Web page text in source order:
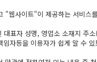
웹사이트"이 제공하는 서비스
표자 성명, 영업소 소재지 주
자등을 이용자가 쉽게 알 수